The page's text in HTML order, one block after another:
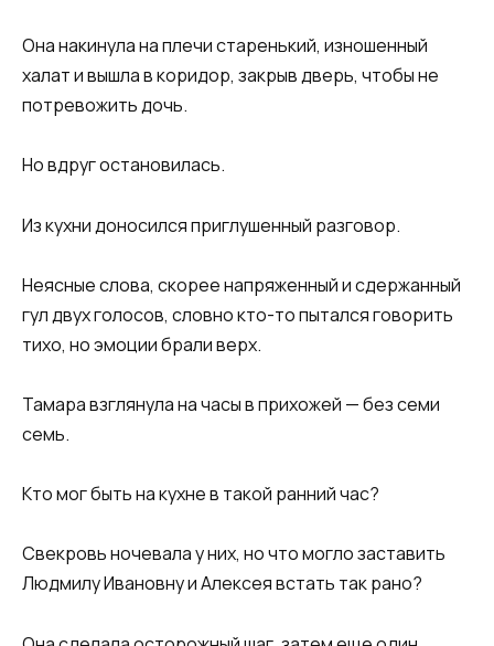
Она накинула на плечи старенький, изношенный
халат и вышла в коридор, закрыв дверь, чтобы не
потревожить дочь.
Но вдруг остановилась.
Из кухни доносился приглушенный разговор.
Неясные слова, скорее напряженный и сдержанный
гул двух голосов, словно кто-то пытался говорить
тихо, но эмоции брали верх.
Тамара взглянула на часы в прихожей — без семи
семь.
Кто мог быть на кухне в такой ранний час?
Свекровь ночевала у них, но что могло заставить
Людмилу Ивановну и Алексея встать так рано?